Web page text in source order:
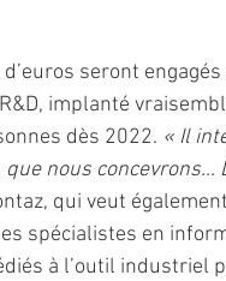
seront
implanté
dès 2022. « Il
nous
qui veut
spécialistes en
à l’outil industriel